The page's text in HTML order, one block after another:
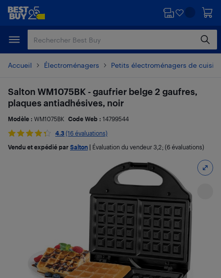
Passer
principal
Passer
Accueil Électroménagers Petits électroménagers de
Salton WM1075BK - gaufrier belge 2 gaufres,
plaques antiadhésives, noir
Modèle : WM1075BK Code Web : 14799544
4.3 (16 évaluations)
Vendu et expédié par Salton Évaluation du vendeur 3,2; (6 évaluations)